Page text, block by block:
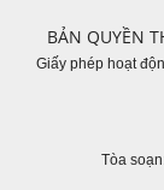
BẢN QUYỀN
Giấy phép hoạt
Tòa